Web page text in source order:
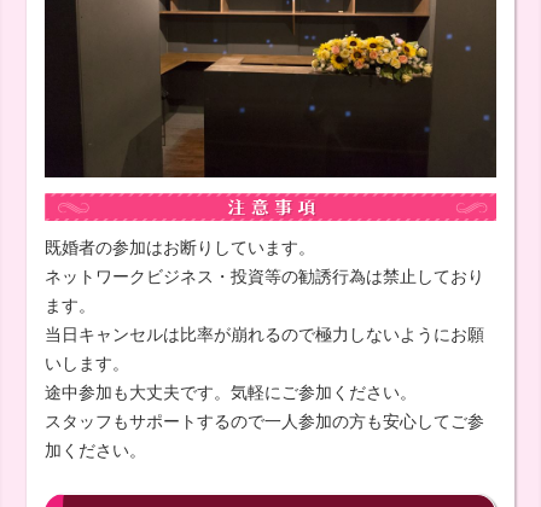
既婚者の参加はお断りしています。
ネットワークビジネス・投資等の勧誘行為は禁止しており
ます。
当日キャンセルは比率が崩れるので極力しないようにお願
いします。
途中参加も大丈夫です。気軽にご参加ください。
スタッフもサポートするので一人参加の方も安心してご参
加ください。